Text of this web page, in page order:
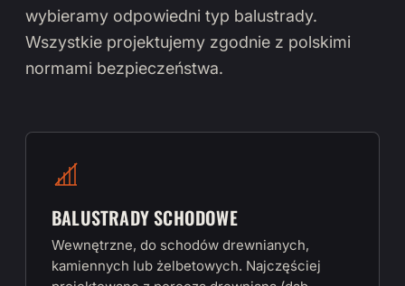
wybieramy odpowiedni typ balustrady.
Wszystkie projektujemy zgodnie z polskimi
normami bezpieczeństwa.
BALUSTRADY SCHODOWE
Wewnętrzne, do schodów drewnianych,
kamiennych lub żelbetowych. Najczęściej